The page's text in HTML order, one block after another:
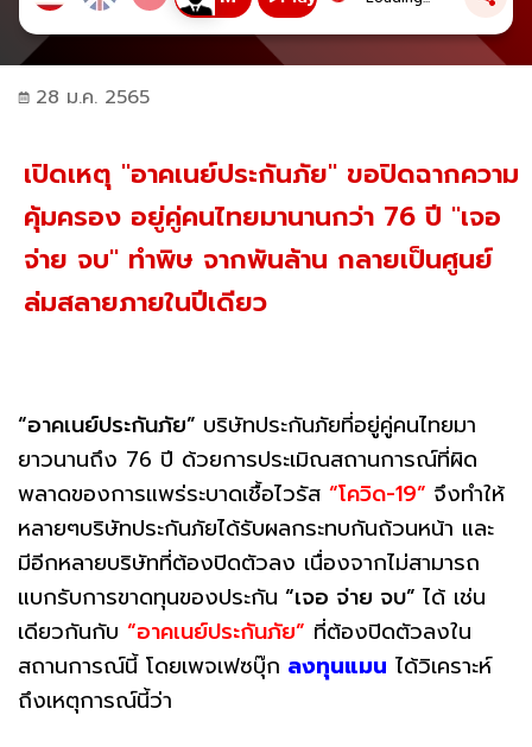
28 ม.ค. 2565
เปิดเหตุ "อาคเนย์ประกันภัย" ขอปิดฉากความ
คุ้มครอง อยู่คู่คนไทยมานานกว่า 76 ปี "เจอ
จ่าย จบ" ทำพิษ จากพันล้าน กลายเป็นศูนย์
ล่มสลายภายในปีเดียว
“อาคเนย์ประกันภัย” บริษัทประกันภัยที่อยู่คู่คนไทยมา
ยาวนานถึง 76 ปี ด้วยการประเมิณสถานการณ์ที่ผิด
พลาดของการแพร่ระบาดเชื้อไวรัส “โควิด-19” จึงทำให้
หลายๆบริษัทประกันภัยได้รับผลกระทบกันถ้วนหน้า และ
มีอีกหลายบริษัทที่ต้องปิดตัวลง เนื่องจากไม่สามารถ
แบกรับการขาดทุนของประกัน “เจอ จ่าย จบ” ได้ เช่น
เดียวกันกับ “อาคเนย์ประกันภัย” ที่ต้องปิดตัวลงใน
สถานการณ์นี้ โดยเพจเฟซบุ๊ก ลงทุนแมน ได้วิเคราะห์
ถึงเหตุการณ์นี้ว่า